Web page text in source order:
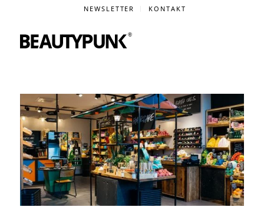
NEWSLETTER KONTAKT